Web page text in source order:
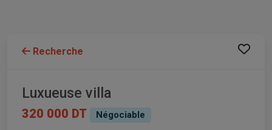
Recherche
Luxueuse villa
320 000 DT Négociable